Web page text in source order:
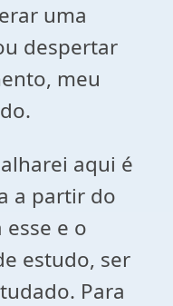
uma
despertar
meu
aqui é
a partir do
e o
estudo, ser
Para